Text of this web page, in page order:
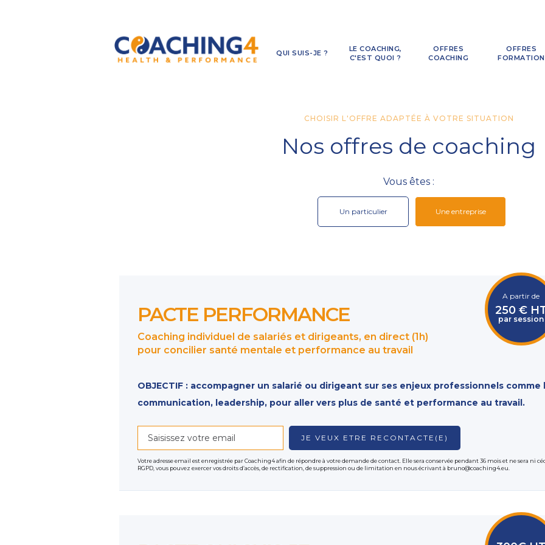
QUI SUIS-JE ?
LE COACHING,
C'EST QUOI ?
OFFRES
COACHING
OFFRES
FORMATION
CHOISIR L'OFFRE ADAPTÉE À VOTRE SITUATION
Nos offres de coaching
Vous êtes :
Un particulier Une entreprise
PACTE PERFORMANCE
Coaching individuel de salariés et dirigeants, en direct (1h)
pour concilier santé mentale et performance au travail
A partir de
par session
250 €
OBJECTIF : accompagner un salarié ou dirigeant sur ses enjeux professionnels
communication, leadership, pour aller vers plus de santé et performance au travail.
PACTE PERFORMANCE
est une offre de coaching individuel en entreprise sur un sujet
Avec une forte expérience en entreprise et du coaching interne, je peux vous proposer
dirigeants de l’entreprise par exemple sur un changement de poste, gestion du stress, gestion
Tout coaching individuel fait l’objet d’un contrat de coaching que je vous présenterai, et qui
en tant que coach, ceux du coaché et ceux de l’entreprise représentée par le manager du
Votre adresse email est enregistrée par Coaching4 afin de répondre à votre demande de contact. Elle sera conservée pendant 36 mois et ne sera ni
RGPD, vous pouvez exercer vos droits d’accès, de rectification, de suppression ou de limitation en nous écrivant à bruno@coaching4.eu.